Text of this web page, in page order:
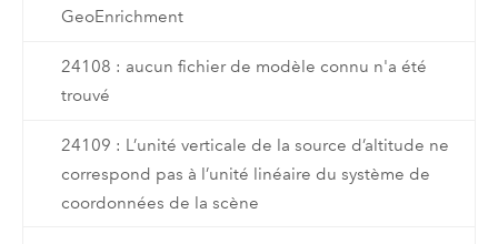
GeoEnrichment
24108 : aucun fichier de modèle connu n'a été
trouvé
24109 : L’unité verticale de la source d’altitude ne
correspond pas à l’unité linéaire du système de
coordonnées de la scène